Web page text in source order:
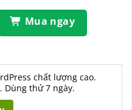
₫.
tại
là:
Mua ngay
chất lượng cao.
Dùng thử 7 ngày.